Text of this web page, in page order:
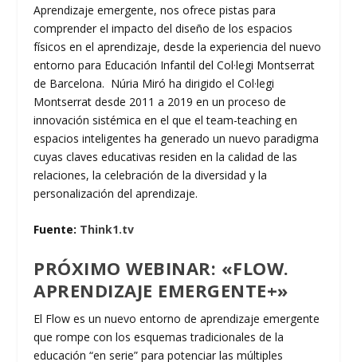
Aprendizaje emergente, nos ofrece pistas para
comprender el impacto del diseño de los espacios
físicos en el aprendizaje, desde la experiencia del nuevo
entorno para Educación Infantil del Col·legi Montserrat
de Barcelona. Núria Miró ha dirigido el Col·legi
Montserrat desde 2011 a 2019 en un proceso de
innovación sistémica en el que el team-teaching en
espacios inteligentes ha generado un nuevo paradigma
cuyas claves educativas residen en la calidad de las
relaciones, la celebración de la diversidad y la
personalización del aprendizaje.
Fuente: Think1.tv
PRÓXIMO WEBINAR: «FLOW.
APRENDIZAJE EMERGENTE+»
El Flow es un nuevo entorno de aprendizaje emergente
que rompe con los esquemas tradicionales de la
educación “en serie” para potenciar las múltiples